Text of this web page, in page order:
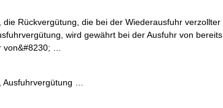
Rückvergütung, die bei der Wiederausfuhr verzollter
wird gewährt bei der Ausfuhr von bereits
…
…